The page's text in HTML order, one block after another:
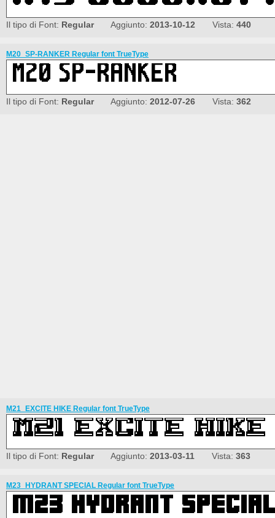
Il tipo di Font: RegularAggiunto: 2013-10-12 Vista: 440
M20_SP-RANKER Regular font TrueType
Il tipo di Font: RegularAggiunto: 2012-07-26 Vista: 362
M21_EXCITE HIKE Regular font TrueType
Il tipo di Font: RegularAggiunto: 2013-03-11 Vista: 363
M23_HYDRANT SPECIAL Regular font TrueType